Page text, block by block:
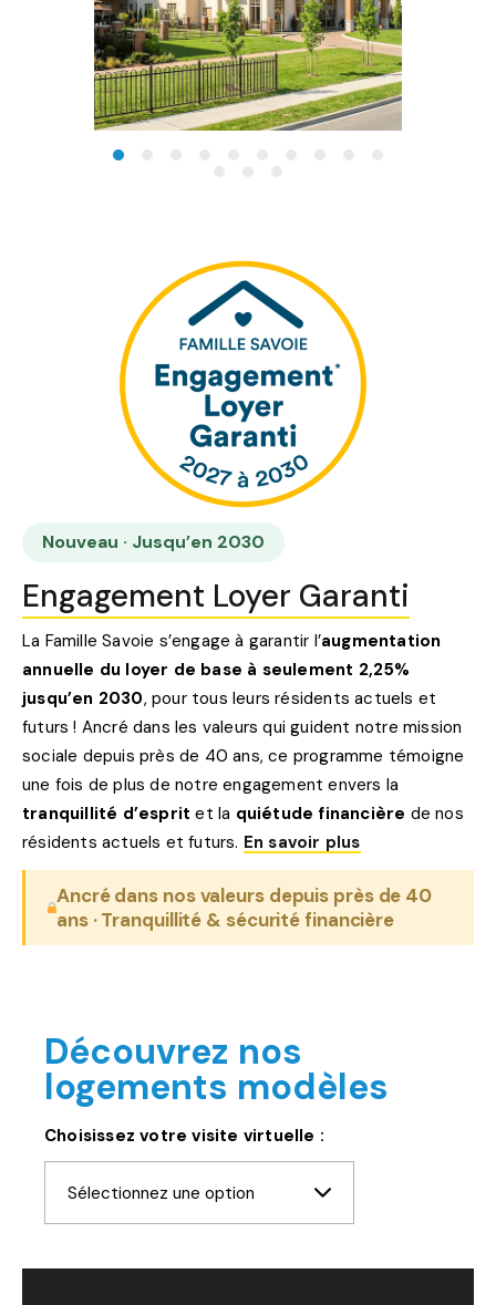
Nouveau · Jusqu’en 2030
Engagement Loyer Garanti
La Famille Savoie s’engage à garantir l’augmentation
annuelle du loyer de base à seulement 2,25%
jusqu’en 2030, pour tous leurs résidents actuels et
futurs ! Ancré dans les valeurs qui guident notre mission
sociale depuis près de 40 ans, ce programme témoigne
une fois de plus de notre engagement envers la
tranquillité d’esprit et la quiétude financière de nos
résidents actuels et futurs. En savoir plus
Ancré dans nos valeurs depuis près de 40
ans · Tranquillité & sécurité financière
Découvrez nos
logements modèles
Choisissez votre visite virtuelle :
Sélectionnez une option